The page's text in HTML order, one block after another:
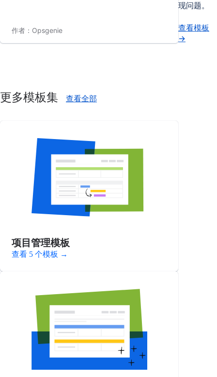
作者：Opsgenie
现问题。
查看模板
→
更多模板集 查看全部
项目管理模板
查看 5 个模板 →